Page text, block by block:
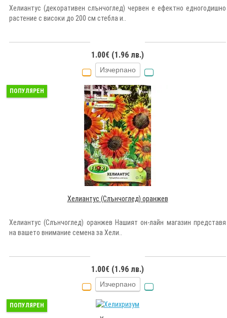
Хелиантус (декоративен слънчоглед) червен е ефектно едногодишно
растение с високи до 200 см стебла и..
1.00€ (1.96 лв.)
Изчерпано
ПОПУЛЯРЕН
Хелиантус (Слънчоглед) оранжев
Хелиантус (Слънчоглед) оранжев Нашият он-лайн магазин представя
на вашето внимание семена за Хели..
1.00€ (1.96 лв.)
Изчерпано
ПОПУЛЯРЕН